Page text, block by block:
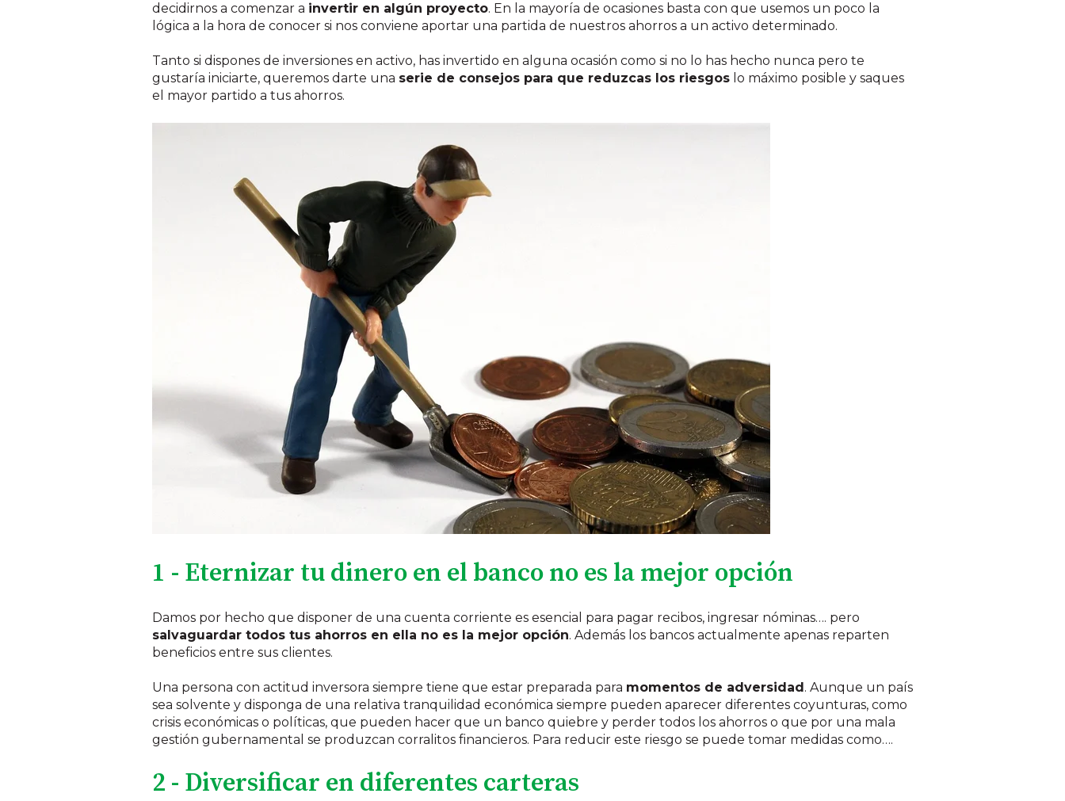
decidirnos a comenzar a invertir en algún proyecto. En la mayoría de ocasiones basta con que usemos un poco la
lógica a la hora de conocer si nos conviene aportar una partida de nuestros ahorros a un activo determinado.
Tanto si dispones de inversiones en activo, has invertido en alguna ocasión como si no lo has hecho nunca pero te
gustaría iniciarte, queremos darte una serie de consejos para que reduzcas los riesgos lo máximo posible y saques
el mayor partido a tus ahorros.
1 - Eternizar tu dinero en el banco no es la mejor opción
Damos por hecho que disponer de una cuenta corriente es esencial para pagar recibos, ingresar nóminas…. pero
salvaguardar todos tus ahorros en ella no es la mejor opción. Además los bancos actualmente apenas reparten
beneficios entre sus clientes.
Una persona con actitud inversora siempre tiene que estar preparada para momentos de adversidad. Aunque un país
sea solvente y disponga de una relativa tranquilidad económica siempre pueden aparecer diferentes coyunturas, como
crisis económicas o políticas, que pueden hacer que un banco quiebre y perder todos los ahorros o que por una mala
gestión gubernamental se produzcan corralitos financieros. Para reducir este riesgo se puede tomar medidas como….
2 - Diversificar en diferentes carteras